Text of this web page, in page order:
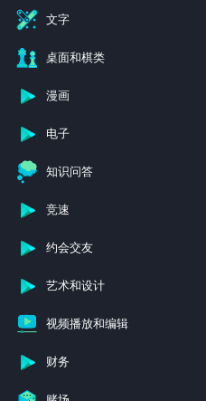
文字
桌面和棋类
漫画
电子
知识问答
竞速
约会交友
艺术和设计
视频播放和编辑
财务